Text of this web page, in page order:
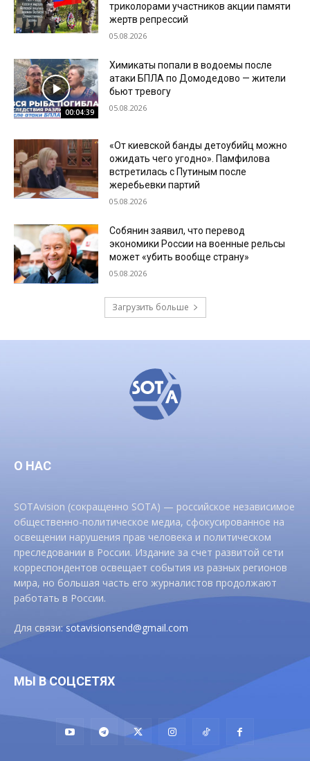
триколорами участников акции памяти
жертв репрессий
05.08.2026
00:04:39
Химикаты попали в водоемы после
атаки БПЛА по Домодедово — жители
бьют тревогу
05.08.2026
«От киевской банды детоубийц можно
ожидать чего угодно». Памфилова
встретилась с Путиным после
жеребьевки партий
05.08.2026
Собянин заявил, что перевод
экономики России на военные рельсы
может «убить вообще страну»
05.08.2026
Загрузить больше
О НАС
SOTAvision (сокращенно SOTA) — российское независимое
общественно-политическое медиа, сфокусированное на
освещении нарушения прав человека и политическом
преследовании в России. Издание за счет развитой сети
корреспондентов освещает события из разных регионов
мира, но большая часть его журналистов продолжают
работать в России.
Для связи:sotavisionsend@gmail.com
МЫ В СОЦСЕТЯХ